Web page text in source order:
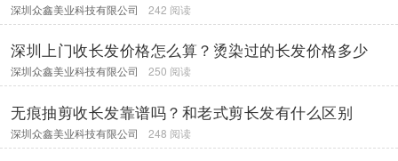
深圳众鑫美业科技有限公司 242 阅读
深圳上门收长发价格怎么算？烫染过的长发价格多少
深圳众鑫美业科技有限公司 250 阅读
无痕抽剪收长发靠谱吗？和老式剪长发有什么区别
深圳众鑫美业科技有限公司 248 阅读